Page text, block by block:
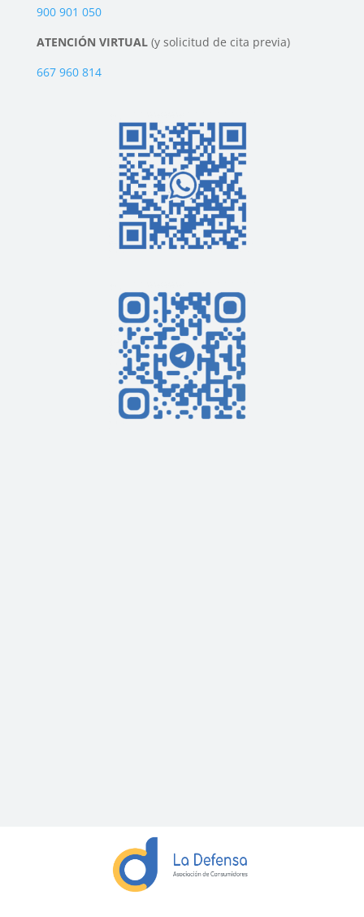
900 901 050
ATENCIÓN VIRTUAL (y solicitud de cita previa)
667 960 814